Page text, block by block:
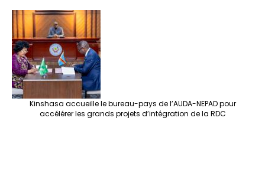
Kinshasa accueille le bureau-pays de l’AUDA-NEPAD pour
accélérer les grands projets d’intégration de la RDC